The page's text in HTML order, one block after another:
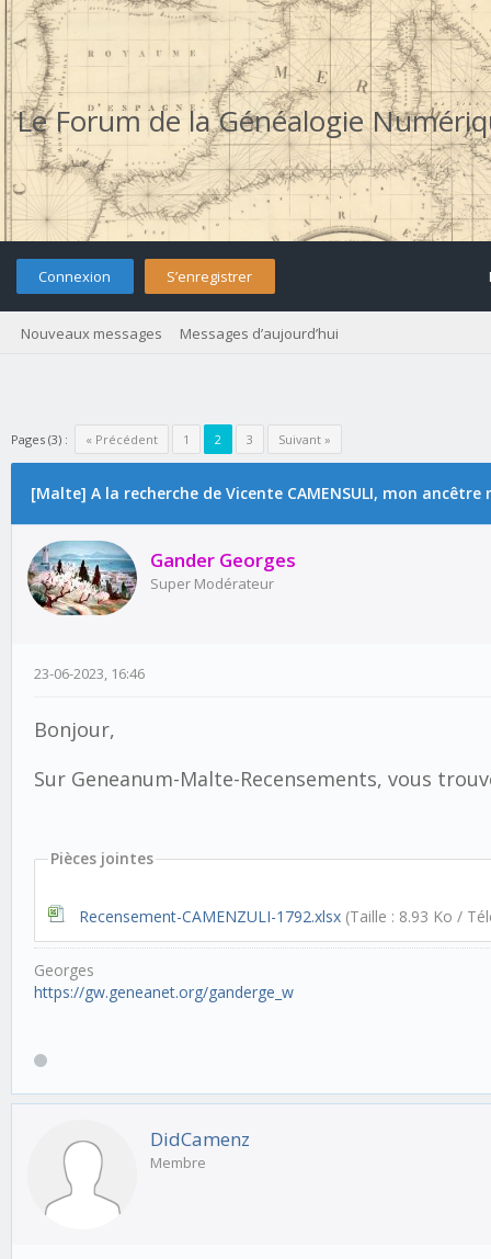
Le Forum de la Généalogie
Connexion S’enregistrer
Nouveaux messages Messages d’aujourd’hui
Pages (3) : « Précédent 1 2 3 Suivant »
[Malte] A la recherche de Vicente CAMENSULI, mon ancêtre
Gander Georges
Super Modérateur
23-06-2023, 16:46
Bonjour,
Sur Geneanum-Malte-Recensements, vous
Pièces jointes
Recensement-CAMENZULI-1792.xlsx (Taille : 8.93 Ko /
Georges
https://gw.geneanet.org/ganderge_w
DidCamenz
Membre